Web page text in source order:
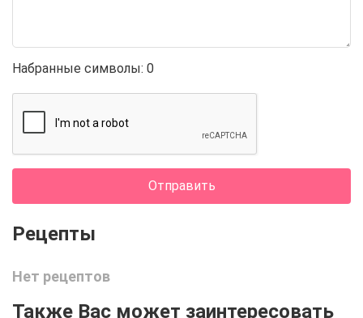
Набранные символы: 0
Отправить
Нет рецептов
Также Вас может заинтересовать